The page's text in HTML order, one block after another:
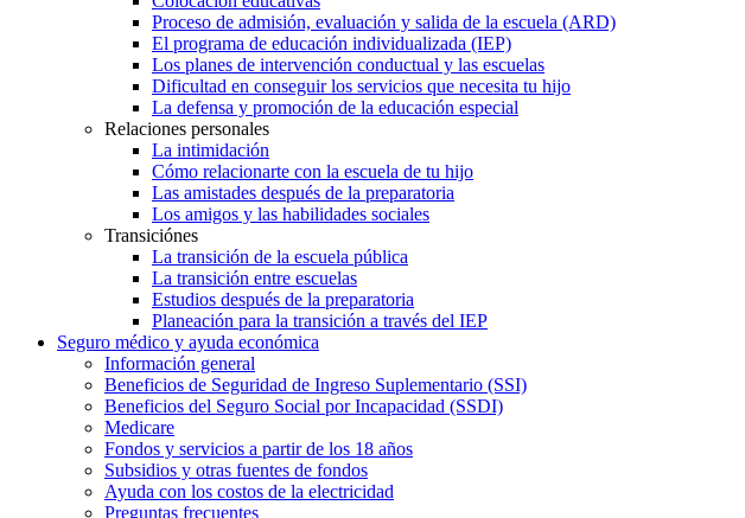
Proceso de admisión, evaluación y salida de la escuela (ARD)
El programa de educación individualizada (IEP)
Los planes de intervención conductual y las escuelas
Dificultad en conseguir los servicios que necesita tu hijo
La defensa y promoción de la educación especial
Relaciones personales
La intimidación
Cómo relacionarte con la escuela de tu hijo
Las amistades después de la preparatoria
Los amigos y las habilidades sociales
Transiciónes
La transición de la escuela pública
La transición entre escuelas
Estudios después de la preparatoria
Planeación para la transición a través del IEP
Seguro médico y ayuda económica
Información general
Beneficios de Seguridad de Ingreso Suplementario (SSI)
Beneficios del Seguro Social por Incapacidad (SSDI)
Medicare
Fondos y servicios a partir de los 18 años
Subsidios y otras fuentes de fondos
Ayuda con los costos de la electricidad
Preguntas frecuentes